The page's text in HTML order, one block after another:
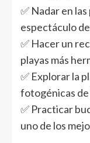
✅ Nadar en
espectáculo
✅ Hacer un
playas más
✅ Explorar la
fotogénicas
✅ Practicar
uno de los